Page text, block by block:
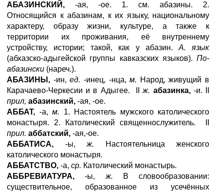
АБАЗИНСКИЙ, -ая, -ое. 1. см. абазины. 2.
Относящийся к абазинам, к их языку, национальному
характеру, образу жизни, культуре, а также к
территории их проживания, её внутреннему
устройству, истории; такой, как у абазин. А. язык
(абхазско-адыгейской группы кавказских языков). По-
абазински (нареч.).
АБАЗИНЫ, -ин,ед. -инец, -нца,м. Народ, живущий в
Карачаево-Черкесии и в Адыгее. IIж. абазинка,-и. II
прил, абазинский, -ая, -ое.
АББАТ, -а, м. 1. Настоятель мужского католического
монастыря. 2. Католический священнослужитель. II
прил. аббатский, -ая,-ое.
АББАТИCА, -ы, ж. Настоятельница женского
католического монастыря.
АББАТСТВО, -а, ср. Католический монастырь.
АББРЕВИАТУРА, -ы, ж. В словообразовании:
существительное, образованное из усечённых